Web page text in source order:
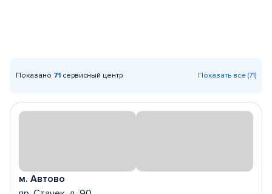
Показано 71 сервисный центр Показать все (71)
м. Автово